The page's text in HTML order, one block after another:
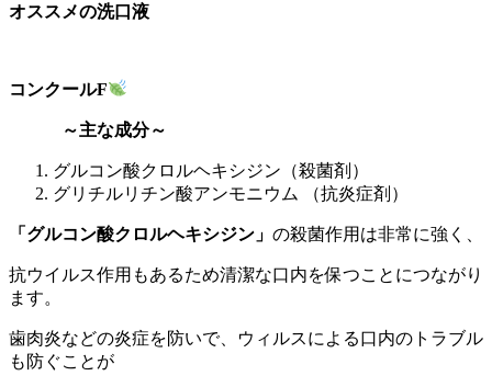
オススメの洗口液
コンクールF
～主な成分～
グルコン酸クロルヘキシジン（殺菌剤）
グリチルリチン酸アンモニウム （抗炎症剤）
「グルコン酸クロルヘキシジン」 の殺菌作用は非常に強く、
抗ウイルス作用もあるため清潔な口内を保つことにつながり
ます。
歯肉炎などの炎症を防いで、ウィルスによる口内のトラブル
も防ぐことが